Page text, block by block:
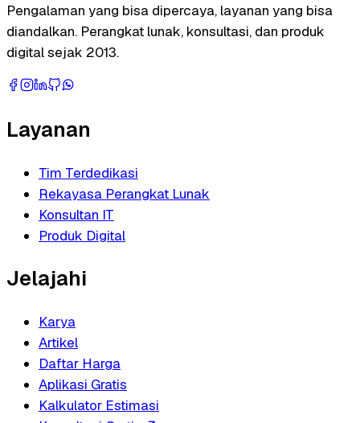
Pengalaman yang bisa dipercaya, layanan yang bisa
diandalkan. Perangkat lunak, konsultasi, dan produk
digital sejak 2013.
Layanan
Tim Terdedikasi
Rekayasa Perangkat Lunak
Konsultan IT
Produk Digital
Jelajahi
Karya
Artikel
Daftar Harga
Aplikasi Gratis
Kalkulator Estimasi